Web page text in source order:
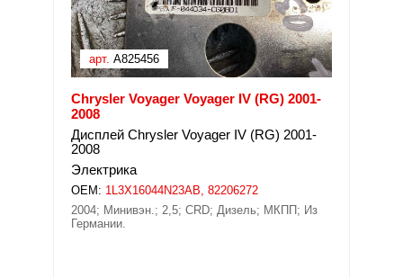
арт. A825456
Chrysler Voyager Voyager IV (RG) 2001-
2008
Дисплей Chrysler Voyager IV (RG) 2001-
2008
Электрика
OEM: 1L3X16044N23AB, 82206272
2004; Минивэн.; 2,5; CRD; Дизель; МКПП; Из
Германии.